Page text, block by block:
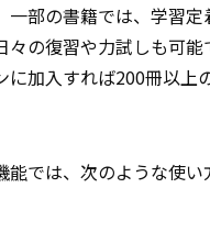
一部の書籍では、学習定
の復習や力試しも可能
に加入すれば200冊以上
能では、次のような使い